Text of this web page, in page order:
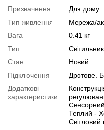
Призначення
Для дому
Тип живлення
Мережа/
Вага
0.41 кг
Тип
Світильник
Стан
Новий
Підключення
Дротове,
Додаткові
характеристики
Сенсорний
Теплий -
Світловий